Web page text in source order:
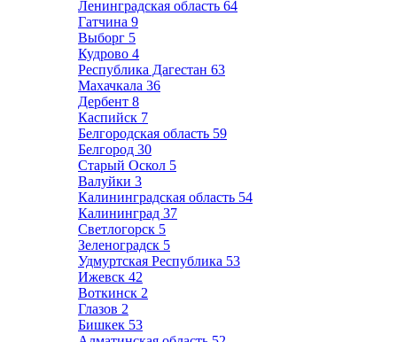
Ленинградская область 64
Гатчина 9
Выборг 5
Кудрово 4
Республика Дагестан 63
Махачкала 36
Дербент 8
Каспийск 7
Белгородская область 59
Белгород 30
Старый Оскол 5
Валуйки 3
Калининградская область 54
Калининград 37
Светлогорск 5
Зеленоградск 5
Удмуртская Республика 53
Ижевск 42
Воткинск 2
Глазов 2
Бишкек 53